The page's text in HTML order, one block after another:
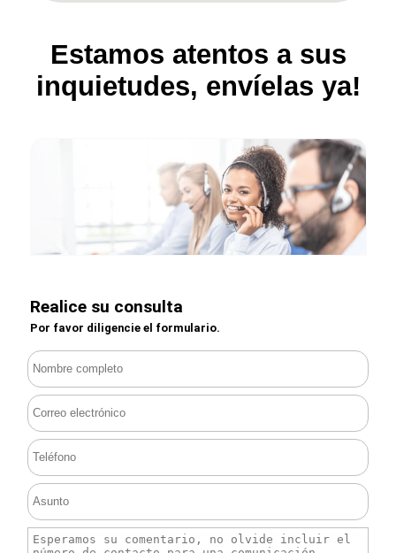
Estamos atentos a sus
inquietudes, envíelas ya!
Realice su consulta
Por favor diligencie el formulario.